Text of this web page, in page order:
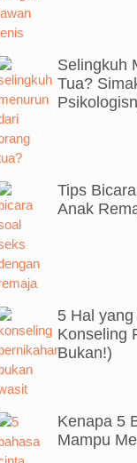
Selingkuh
Tua?
Tips
Anak
5 Hal
Konseling
Bukan!)
Kenapa 5
Mampu